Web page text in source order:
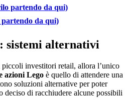
partendo da qui)
da qui)
sistemi alternativi
piccoli investitori retail, allora l’unico
azioni Lego è quello di attendere una
soluzioni alternative per poter
deciso di racchiudere alcune possibili